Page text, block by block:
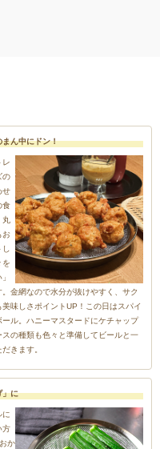
ん中にドン！
レ
の
せ
食
お
を
金網なので水分が抜けやすく、サク
味しさポイントUP！この日はスパイ
ル。ハニーマスタードにケチャップ
の種類も色々と準備してビールと一
きます。
」に
に
方
か